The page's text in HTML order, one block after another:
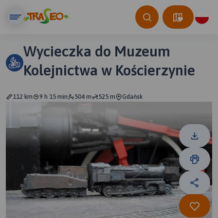
Wycieczka do Muzeum
Kolejnictwa w Kościerzynie
112 km 9 h 15 min 504 m 525 m Gdańsk